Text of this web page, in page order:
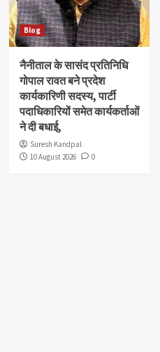
Blog
नैनीताल के सासंद प्रतिनिधि
गोपाल रावत बने प्रदेश
कार्यकारिणी सदस्य, पार्टी
पदाधिकारियों समेत कार्यकर्ताओं
ने दी बधाई,
Suresh Kandpal
10 August 2026
0